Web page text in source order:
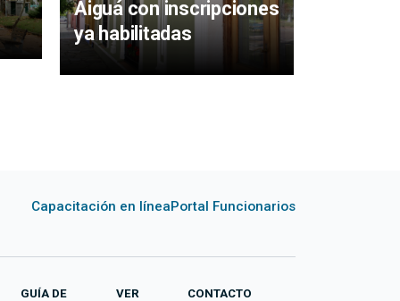
Aiguá con inscripciones
ya habilitadas
Capacitación en líneaPortal Funcionarios
GUÍA DE
VER
CONTACTO